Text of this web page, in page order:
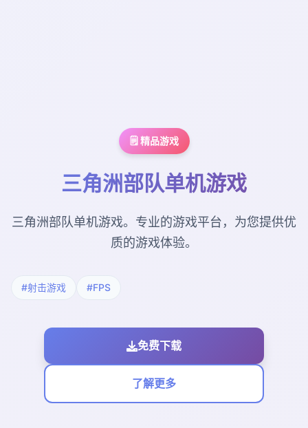
🗒️ 精品游戏
三角洲部队单机游戏
三角洲部队单机游戏。专业的游戏平台，为您提供优
质的游戏体验。
#射击游戏 #FPS
免费下载
了解更多